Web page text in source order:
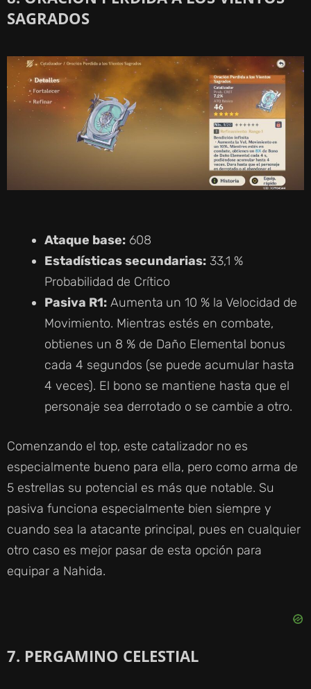
SAGRADOS
Ataque base: 608
Estadísticas secundarias: 33,1 %
Probabilidad de Crítico
Pasiva R1: Aumenta un 10 % la Velocidad de
Movimiento. Mientras estés en combate,
obtienes un 8 % de Daño Elemental bonus
cada 4 segundos (se puede acumular hasta
4 veces). El bono se mantiene hasta que el
personaje sea derrotado o se cambie a otro.
Comenzando el top, este catalizador no es
especialmente bueno para ella, pero como arma de
5 estrellas su potencial es más que notable. Su
pasiva funciona especialmente bien siempre y
cuando sea la atacante principal, pues en cualquier
otro caso es mejor pasar de esta opción para
equipar a Nahida.
7. PERGAMINO CELESTIAL